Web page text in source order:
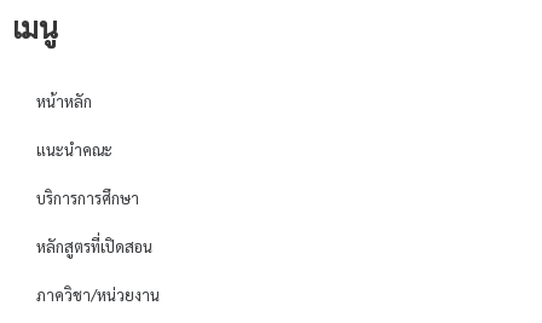
เมนู
หน้าหลัก
แนะนำคณะ
บริการการศึกษา
หลักสูตรที่เปิดสอน
ภาควิชา/หน่วยงาน